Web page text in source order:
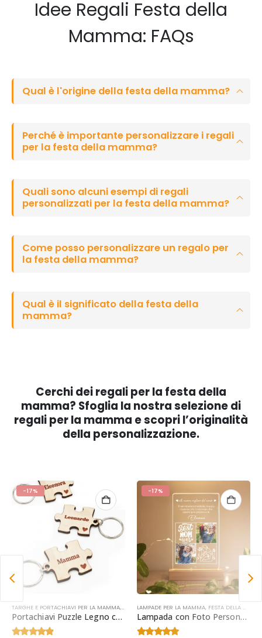
Idee Regali Festa della
Mamma: FAQs
Qual è l'origine della festa della mamma?
Perché è importante personalizzare i regali
per la festa della mamma?
Quali sono alcuni esempi di regali
personalizzati per la festa della mamma?
Come posso personalizzare un regalo per
la festa della mamma?
Qual è il significato della festa della
mamma?
Cerchi dei regali per la festa della
mamma? Sfoglia la nostra selezione di
regali per la mamma e scopri l’originalità
della personalizzazione.
DELLA MAMMA,OCCASIONI
-17%
TARGHE E PORTACHIAVI PER LA MAMMA, FESTA DELLA MAMMA
Portachiavi Puzzle Legno con Incisione | Regalo Festa della Mamma
-17%
LAMPADE PER LA MAMMA, FESTA DELLA MAMMA
Lampada con Foto Personalizzata per la Mamma – Regalo Festa della Mamma, Regalo Mamma Natale, Compleanno
SELEZIONA LE OPZIONI SELEZIONA LE OPZIONI